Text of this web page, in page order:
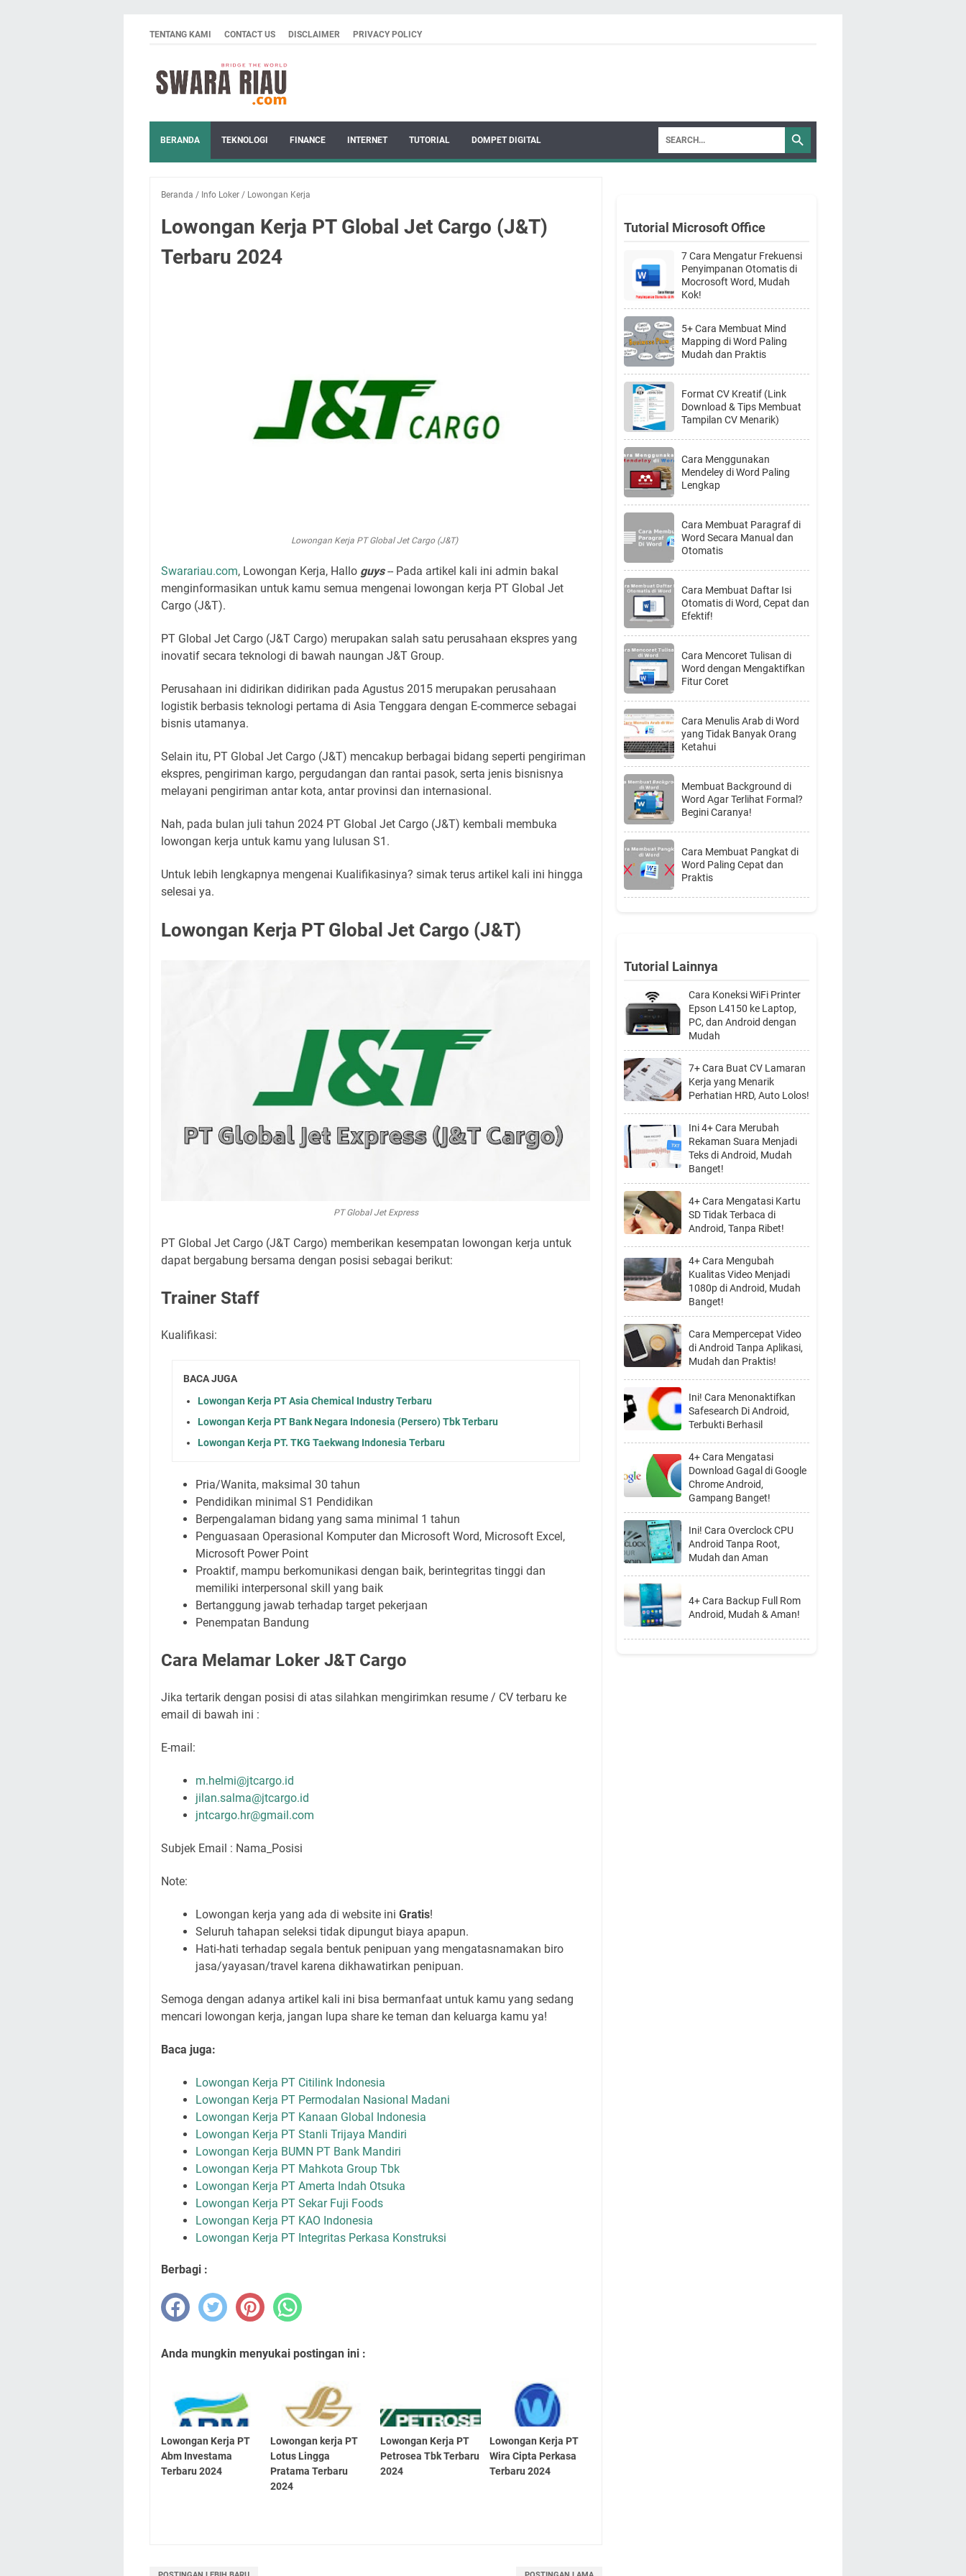
TENTANG KAMI CONTACT US DISCLAIMER PRIVACY POLICY
BERANDA TEKNOLOGI FINANCE INTERNET TUTORIAL DOMPET DIGITAL
Beranda / Info Loker / Lowongan Kerja
Lowongan Kerja PT Global Jet Cargo (J&T)
Terbaru 2024
Lowongan Kerja PT Global Jet Cargo (J&T)
Swarariau.com, Lowongan Kerja, Hallo guys -- Pada artikel kali ini admin bakal
menginformasikan untuk kamu semua mengenai lowongan kerja PT Global Jet
Cargo (J&T).
PT Global Jet Cargo (J&T Cargo) merupakan salah satu perusahaan ekspres yang
inovatif secara teknologi di bawah naungan J&T Group.
Perusahaan ini didirikan didirikan pada Agustus 2015 merupakan perusahaan
logistik berbasis teknologi pertama di Asia Tenggara dengan E-commerce sebagai
bisnis utamanya.
Selain itu, PT Global Jet Cargo (J&T) mencakup berbagai bidang seperti pengiriman
ekspres, pengiriman kargo, pergudangan dan rantai pasok, serta jenis bisnisnya
melayani pengiriman antar kota, antar provinsi dan internasional.
Nah, pada bulan juli tahun 2024 PT Global Jet Cargo (J&T) kembali membuka
lowongan kerja untuk kamu yang lulusan S1.
Untuk lebih lengkapnya mengenai Kualifikasinya? simak terus artikel kali ini hingga
selesai ya.
Lowongan Kerja PT Global Jet Cargo (J&T)
PT Global Jet Express
PT Global Jet Cargo (J&T Cargo) memberikan kesempatan lowongan kerja untuk
dapat bergabung bersama dengan posisi sebagai berikut:
Trainer Staff
Kualifikasi:
BACA JUGA
Lowongan Kerja PT Asia Chemical Industry Terbaru
Lowongan Kerja PT Bank Negara Indonesia (Persero) Tbk Terbaru
Lowongan Kerja PT. TKG Taekwang Indonesia Terbaru
Pria/Wanita, maksimal 30 tahun
Pendidikan minimal S1 Pendidikan
Berpengalaman bidang yang sama minimal 1 tahun
Penguasaan Operasional Komputer dan Microsoft Word, Microsoft Excel,
Microsoft Power Point
Proaktif, mampu berkomunikasi dengan baik, berintegritas tinggi dan
memiliki interpersonal skill yang baik
Bertanggung jawab terhadap target pekerjaan
Penempatan Bandung
Cara Melamar Loker J&T Cargo
Jika tertarik dengan posisi di atas silahkan mengirimkan resume / CV terbaru ke
email di bawah ini :
E-mail:
m.helmi@jtcargo.id
jilan.salma@jtcargo.id
jntcargo.hr@gmail.com
Subjek Email : Nama_Posisi
Note:
Lowongan kerja yang ada di website ini Gratis!
Seluruh tahapan seleksi tidak dipungut biaya apapun.
Hati-hati terhadap segala bentuk penipuan yang mengatasnamakan biro
jasa/yayasan/travel karena dikhawatirkan penipuan.
Semoga dengan adanya artikel kali ini bisa bermanfaat untuk kamu yang sedang
mencari lowongan kerja, jangan lupa share ke teman dan keluarga kamu ya!
Baca juga:
Lowongan Kerja PT Citilink Indonesia
Lowongan Kerja PT Permodalan Nasional Madani
Lowongan Kerja PT Kanaan Global Indonesia
Lowongan Kerja PT Stanli Trijaya Mandiri
Lowongan Kerja BUMN PT Bank Mandiri
Lowongan Kerja PT Mahkota Group Tbk
Lowongan Kerja PT Amerta Indah Otsuka
Lowongan Kerja PT Sekar Fuji Foods
Lowongan Kerja PT KAO Indonesia
Lowongan Kerja PT Integritas Perkasa Konstruksi
Berbagi :
Anda mungkin menyukai postingan ini :
Lowongan Kerja PT
Abm Investama
Terbaru 2024
Lowongan kerja PT
Lotus Lingga
Pratama Terbaru
2024
Lowongan Kerja PT
Petrosea Tbk Terbaru
2024
Lowongan Kerja PT
Wira Cipta Perkasa
Terbaru 2024
Tutorial Microsoft Office
7 Cara Mengatur Frekuensi
Penyimpanan Otomatis di
Mocrosoft Word, Mudah
Kok!
5+ Cara Membuat Mind
Mapping di Word Paling
Mudah dan Praktis
Format CV Kreatif (Link
Download & Tips Membuat
Tampilan CV Menarik)
Cara Menggunakan
Mendeley di Word Paling
Lengkap
Cara Membuat Paragraf di
Word Secara Manual dan
Otomatis
Cara Membuat Daftar Isi
Otomatis di Word, Cepat dan
Efektif!
Cara Mencoret Tulisan di
Word dengan Mengaktifkan
Fitur Coret
Cara Menulis Arab di Word
yang Tidak Banyak Orang
Ketahui
Membuat Background di
Word Agar Terlihat Formal?
Begini Caranya!
Cara Membuat Pangkat di
Word Paling Cepat dan
Praktis
Tutorial Lainnya
Cara Koneksi WiFi Printer
Epson L4150 ke Laptop,
PC, dan Android dengan
Mudah
7+ Cara Buat CV Lamaran
Kerja yang Menarik
Perhatian HRD, Auto Lolos!
Ini 4+ Cara Merubah
Rekaman Suara Menjadi
Teks di Android, Mudah
Banget!
4+ Cara Mengatasi Kartu
SD Tidak Terbaca di
Android, Tanpa Ribet!
4+ Cara Mengubah
Kualitas Video Menjadi
1080p di Android, Mudah
Banget!
Cara Mempercepat Video
di Android Tanpa Aplikasi,
Mudah dan Praktis!
Ini! Cara Menonaktifkan
Safesearch Di Android,
Terbukti Berhasil
4+ Cara Mengatasi
Download Gagal di Google
Chrome Android,
Gampang Banget!
Ini! Cara Overclock CPU
Android Tanpa Root,
Mudah dan Aman
4+ Cara Backup Full Rom
Android, Mudah & Aman!